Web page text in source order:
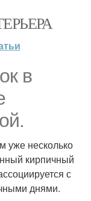
в
уже несколько
кирпичный
с
днями.